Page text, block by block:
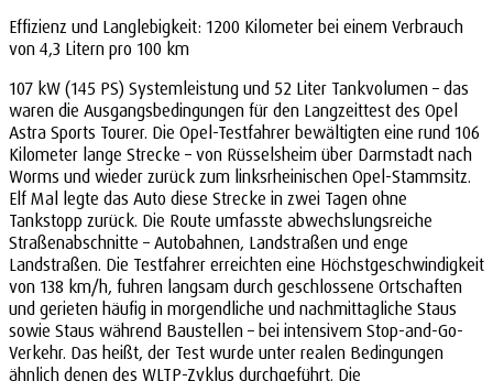
Effizienz und Langlebigkeit: 1200 Kilometer bei einem Verbrauch
von 4,3 Litern pro 100 km
107 kW (145 PS) Systemleistung und 52 Liter Tankvolumen – das
waren die Ausgangsbedingungen für den Langzeittest des Opel
Astra Sports Tourer. Die Opel-Testfahrer bewältigten eine rund 106
Kilometer lange Strecke – von Rüsselsheim über Darmstadt nach
Worms und wieder zurück zum linksrheinischen Opel-Stammsitz.
Elf Mal legte das Auto diese Strecke in zwei Tagen ohne
Tankstopp zurück. Die Route umfasste abwechslungsreiche
Straßenabschnitte – Autobahnen, Landstraßen und enge
Landstraßen. Die Testfahrer erreichten eine Höchstgeschwindigkeit
von 138 km/h, fuhren langsam durch geschlossene Ortschaften
und gerieten häufig in morgendliche und nachmittagliche Staus
sowie Staus während Baustellen – bei intensivem Stop-and-Go-
Verkehr. Das heißt, der Test wurde unter realen Bedingungen
ähnlich denen des WLTP-Zyklus durchgeführt. Die